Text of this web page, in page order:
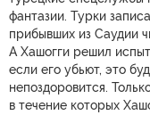
фантазии. Турки
прибывших из Саудии
А Хашогги решил
если его убьют, это
непоздоровится.
в течение которых